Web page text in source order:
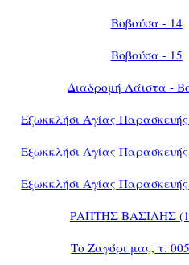
Βοβούσα - 14
Βοβούσα - 15
Διαδρομή Λάιστα -
Εξωκκλήσι Αγίας
Εξωκκλήσι Αγίας
Εξωκκλήσι Αγίας
ΡΑΠΤΗΣ ΒΑΣΙΛΗΣ
Το Ζαγόρι μας, τ.